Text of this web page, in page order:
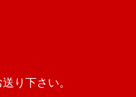
り下さい。